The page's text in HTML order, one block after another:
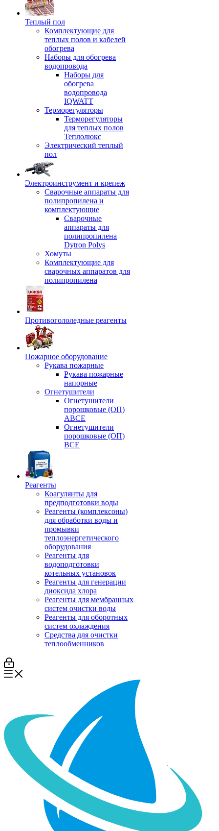
Теплый пол
Комплектующие для
теплых полов и кабелей
обогрева
Наборы для обогрева
водопровода
Наборы для
обогрева
водопровода
IQWATT
Терморегуляторы
Терморегуляторы
для теплых полов
Теплолюкс
Электрический теплый
пол
Электроинструмент и крепеж
Сварочные аппараты для
полипропилена и
комплектующие
Сварочные
аппараты для
полипропилена
Dytron Polys
Хомуты
Комплектующие для
сварочных аппаратов для
полипропилена
Противогололедные реагенты
Пожарное оборудование
Рукава пожарные
Рукава пожарные
напорные
Огнетушители
Огнетушители
порошковые (ОП)
АВСЕ
Огнетушители
порошковые (ОП)
ВСЕ
Реагенты
Коагулянты для
предподготовки воды
Реагенты (комплексоны)
для обработки воды и
промывки
теплоэнергетического
оборудования
Реагенты для
водоподготовки
котельных установок
Реагенты для генерации
диоксида хлора
Реагенты для мембранных
систем очистки воды
Реагенты для оборотных
систем охлаждения
Средства для очистки
теплообменников